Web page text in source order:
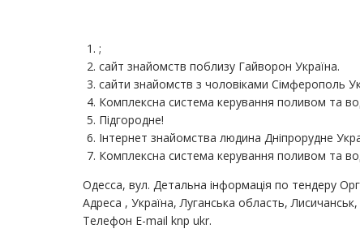
;
сайт знайомств поблизу Гайворон Україна.
сайти знайомств з чоловіками Сімферополь
Комплексна система керування поливом та
Підгородне!
Інтернет знайомства людина Дніпрорудне
Комплексна система керування поливом та
Одесса, вул. Детальна інформація по тендеру
Адреса , Україна, Луганська область,
Телефон E-mail knp ukr.